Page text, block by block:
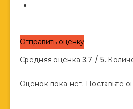
Отправить оценку
Средняя оценка 3.7 / 5.
Оценок пока нет. Поставьте